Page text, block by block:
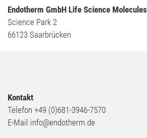
Endotherm GmbH Life Science Molecules
Science Park 2
66123 Saarbrücken
Kontakt
Telefon +49 (0)681-3946-7570
E-Mail info@endotherm.de